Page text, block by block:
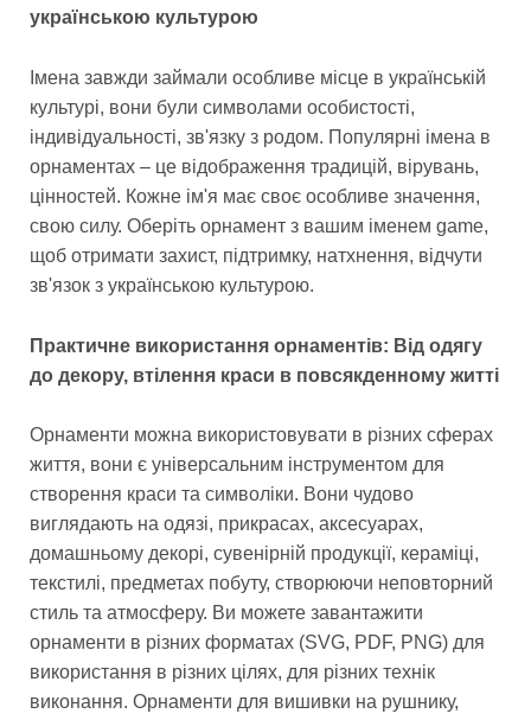
українською культурою
Імена завжди займали особливе місце в українській
культурі, вони були символами особистості,
індивідуальності, зв'язку з родом. Популярні імена в
орнаментах – це відображення традицій, вірувань,
цінностей. Кожне ім'я має своє особливе значення,
свою силу. Оберіть орнамент з вашим іменем game,
щоб отримати захист, підтримку, натхнення, відчути
зв'язок з українською культурою.
Практичне використання орнаментів: Від одягу
до декору, втілення краси в повсякденному житті
Орнаменти можна використовувати в різних сферах
життя, вони є універсальним інструментом для
створення краси та символіки. Вони чудово
виглядають на одязі, прикрасах, аксесуарах,
домашньому декорі, сувенірній продукції, кераміці,
текстилі, предметах побуту, створюючи неповторний
стиль та атмосферу. Ви можете завантажити
орнаменти в різних форматах (SVG, PDF, PNG) для
використання в різних цілях, для різних технік
виконання. Орнаменти для вишивки на рушнику,